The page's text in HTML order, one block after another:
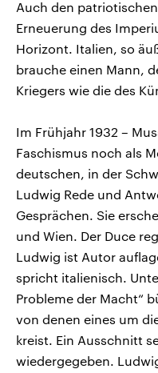
Auch den
Erneuerung des
Horizont. Italien, so
brauche einen Mann,
Kriegers wie die des
Im Frühjahr 1932 –
Faschismus noch als
deutschen, in der
Ludwig Rede und
Gesprächen. Sie
und Wien. Der Duce
Ludwig ist Autor
spricht italienisch.
Probleme der Macht“
von denen eines um
kreist. Ein Ausschnitt
wiedergegeben.